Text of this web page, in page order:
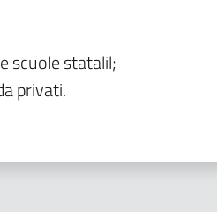
scuole statalil;
privati.